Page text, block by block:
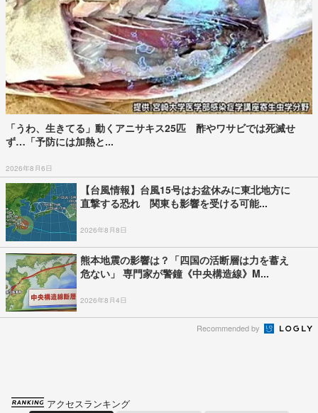
「うわ、生きてる」動くアニサキス25匹 酢やワサビでは死滅せ
ず…「予防には加熱と...
2026年8月6日
【台風情報】台風15号はお盆休みに東北地方に
直撃する恐れ 関東も影響を受ける可能...
2026年8月8日
熊本地震の影響は？「四国の活断層は力を蓄え
危ない」 専門家が警鐘《中央構造線》M...
2026年8月4日
Recommended by
アクセスランキング